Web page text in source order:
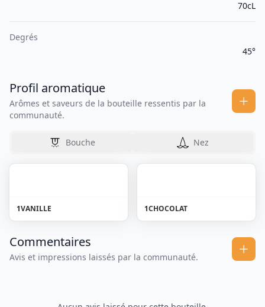
70cL
Degrés
45°
Profil aromatique
Arômes et saveurs de la bouteille ressentis par la
communauté.
Bouche Nez
1VANILLE 1CHOCOLAT
Commentaires
Avis et impressions laissés par la communauté.